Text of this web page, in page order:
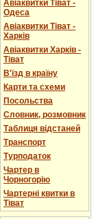
Авіаквитки Тіват -
Одеса
Авіаквитки Тіват -
Харків
Авіаквитки Харків -
Тіват
В'їзд в країну
Карти та схеми
Посольства
Словник, розмовник
Таблиця відстаней
Транспорт
Турподаток
Чартер в
Чорногорію
Чартерні квитки в
Тіват